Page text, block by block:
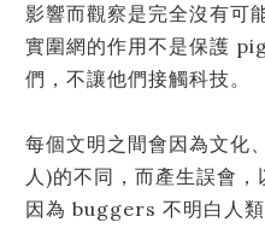
影響而觀察是完全沒有可
實圍網的作用不是保護
們，不讓他們接觸科技。
每個文明之間會因為文化
人)的不同，而產生誤會，
因為 buggers 不明白人